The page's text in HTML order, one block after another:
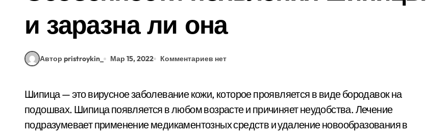
и заразна ли она
Автор pristroykin_ Мар 15, 2022 Комментариев нет
Шипица — это вирусное заболевание кожи, которое проявляется в виде бородавок на
подошвах. Шипица появляется в любом возрасте и причиняет неудобства. Лечение
подразумевает применение медикаментозных средств и удаление новообразования в